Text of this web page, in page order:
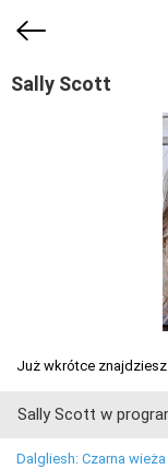
Sally Scott
Już wkrótce
Sally Scott w
Dalgliesh: Czarna wieża